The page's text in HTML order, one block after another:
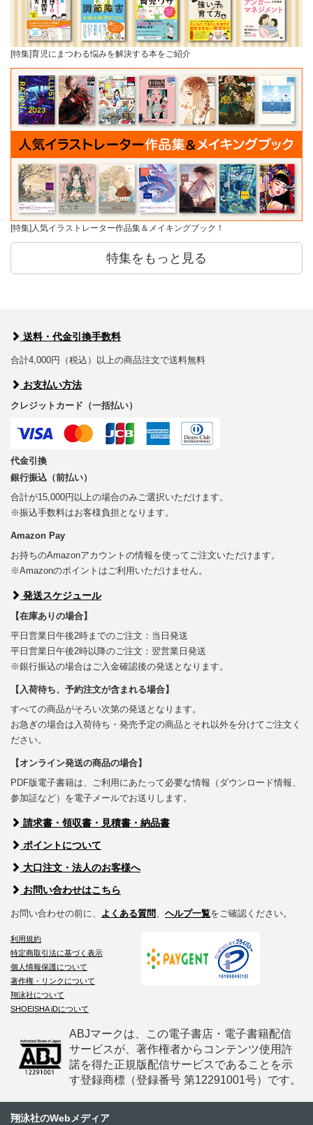
[特集]育児にまつわる悩みを解決する本をご紹介
[特集]人気イラストレーター作品集＆メイキングブック！
特集をもっと見る
送料・代金引換手数料
合計4,000円（税込）以上の商品注文で送料無料
お支払い方法
クレジットカード（一括払い）
代金引換
銀行振込（前払い）
合計が15,000円以上の場合のみご選択いただけます。
※振込手数料はお客様負担となります。
Amazon Pay
お持ちのAmazonアカウントの情報を使ってご注文いただけます。
※Amazonのポイントはご利用いただけません。
発送スケジュール
【在庫ありの場合】
平日営業日午後2時までのご注文：当日発送
平日営業日午後2時以降のご注文：翌営業日発送
※銀行振込の場合はご入金確認後の発送となります。
【入荷待ち、予約注文が含まれる場合】
すべての商品がそろい次第の発送となります。
お急ぎの場合は入荷待ち・発売予定の商品とそれ以外を分けてご注文く
ださい。
【オンライン発送の商品の場合】
PDF版電子書籍は、ご利用にあたって必要な情報（ダウンロード情報、
参加証など）を電子メールでお送りします。
請求書・領収書・見積書・納品書
ポイントについて
大口注文・法人のお客様へ
お問い合わせはこちら
お問い合わせの前に、 よくある質問、 ヘルプ一覧をご確認ください。
利用規約
特定商取引法に基づく表示
個人情報保護について
著作権・リンクについて
翔泳社について
SHOEISHA iDについて
ABJマークは、この電子書店・電子書籍配信
サービスが、著作権者からコンテンツ使用許
諾を得た正規版配信サービスであることを示
す登録商標（登録番号 第12291001号）です。
翔泳社のWebメディア